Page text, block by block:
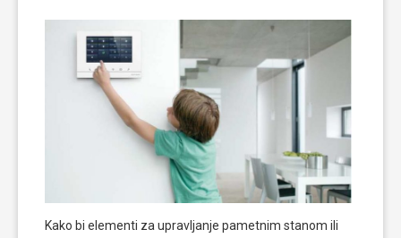
Kako bi elementi za upravljanje pametnim stanom ili